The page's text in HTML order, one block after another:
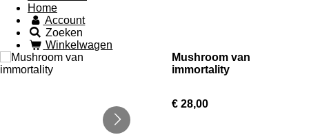
Home
Account
Zoeken
Winkelwagen
Mushroom van
immortality
€ 28,00